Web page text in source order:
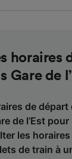
horaires
Gare de
de départ
de l’Est
les
de train à